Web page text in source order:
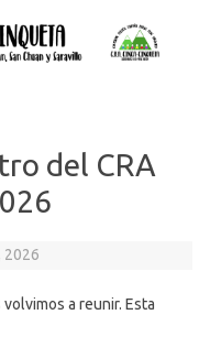
del CRA
2026
a reunir. Esta